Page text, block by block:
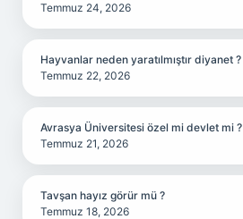
Temmuz 24, 2026
Hayvanlar neden yaratılmıştır diyanet ?
Temmuz 22, 2026
Avrasya Üniversitesi özel mi devlet mi ?
Temmuz 21, 2026
Tavşan hayız görür mü ?
Temmuz 18, 2026